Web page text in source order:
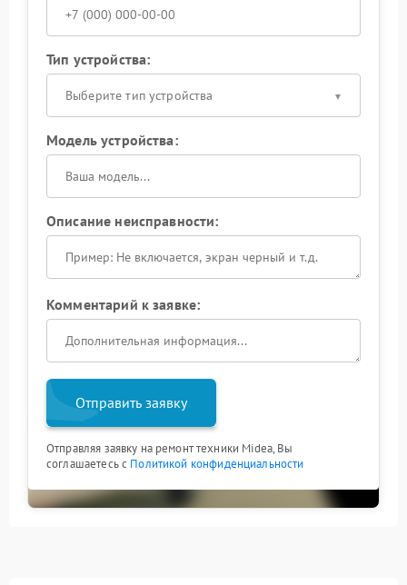
Тип устройства:
Выберите тип устройства
Модель устройства:
Описание неисправности:
Комментарий к заявке:
Отправить заявку
Отправляя заявку на ремонт техники Midea, Вы
соглашаетесь с Политикой конфиденциальности